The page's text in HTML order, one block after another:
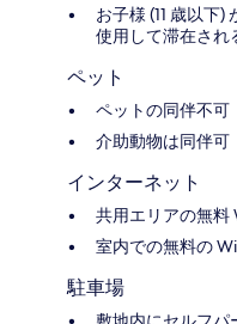
お子様 (11 歳以下
使用して滞在され
ペット
ペットの同伴不可
介助動物は同伴可
インターネット
共用エリアの無料
室内での無料の
駐車場